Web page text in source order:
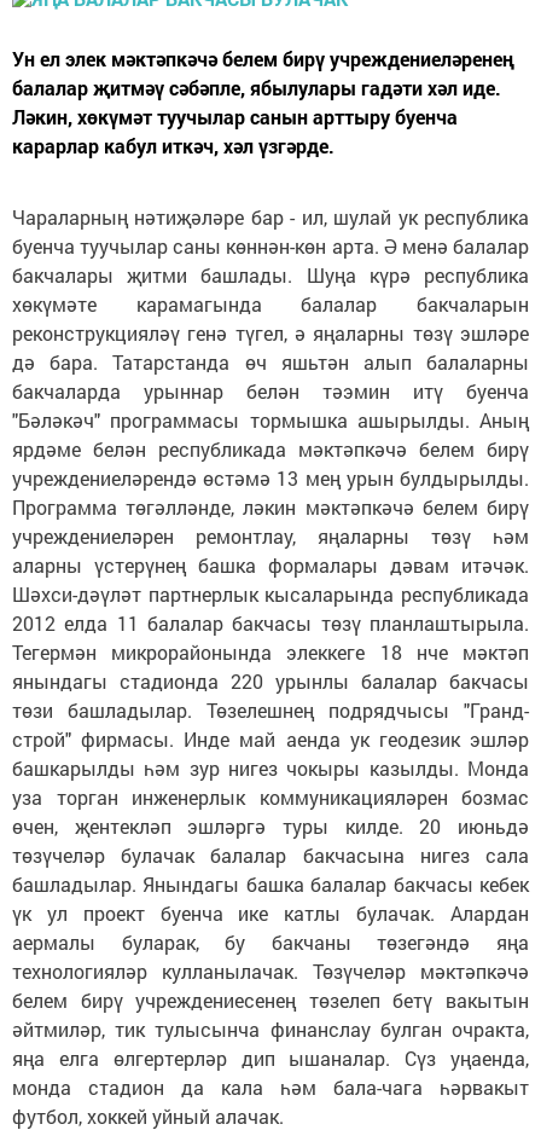
Ун ел элек мәктәпкәчә белем бирү учреждениеләренең
балалар җитмәү сәбәпле, ябылулары гадәти хәл иде.
Ләкин, хөкүмәт туучылар санын арттыру буенча
карарлар кабул иткәч, хәл үзгәрде.
Чараларның нәтиҗәләре бар - ил, шулай ук республика
буенча туучылар саны көннән-көн арта. Ә менә балалар
бакчалары җитми башлады. Шуңа күрә республика
хөкүмәте карамагында балалар бакчаларын
реконструкцияләү генә түгел, ә яңаларны төзү эшләре
дә бара. Татарстанда өч яшьтән алып балаларны
бакчаларда урыннар белән тәэмин итү буенча
"Бәләкәч" программасы тормышка ашырылды. Аның
ярдәме белән республикада мәктәпкәчә белем бирү
учреждениеләрендә өстәмә 13 мең урын булдырылды.
Программа төгәлләнде, ләкин мәктәпкәчә белем бирү
учреждениеләрен ремонтлау, яңаларны төзү һәм
аларны үстерүнең башка формалары дәвам итәчәк.
Шәхси-дәүләт партнерлык кысаларында республикада
2012 елда 11 балалар бакчасы төзү планлаштырыла.
Тегермән микрорайонында элеккеге 18 нче мәктәп
янындагы стадионда 220 урынлы балалар бакчасы
төзи башладылар. Төзелешнең подрядчысы "Гранд-
строй" фирмасы. Инде май аенда ук геодезик эшләр
башкарылды һәм зур нигез чокыры казылды. Монда
уза торган инженерлык коммуникацияләрен бозмас
өчен, җентекләп эшләргә туры килде. 20 июньдә
төзүчеләр булачак балалар бакчасына нигез сала
башладылар. Янындагы башка балалар бакчасы кебек
үк ул проект буенча ике катлы булачак. Алардан
аермалы буларак, бу бакчаны төзегәндә яңа
технологияләр кулланылачак. Төзүчеләр мәктәпкәчә
белем бирү учреждениесенең төзелеп бетү вакытын
әйтмиләр, тик тулысынча финанслау булган очракта,
яңа елга өлгертерләр дип ышаналар. Сүз уңаенда,
монда стадион да кала һәм бала-чага һәрвакыт
футбол, хоккей уйный алачак.